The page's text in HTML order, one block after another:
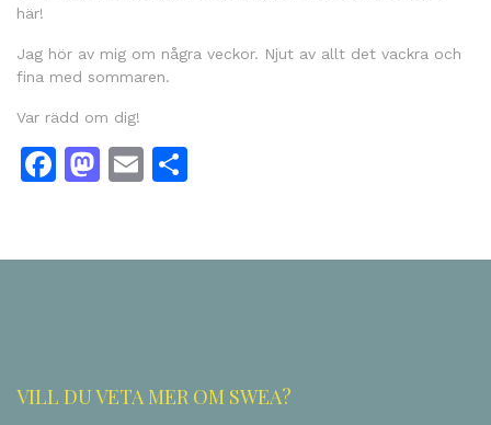
här!
Jag hör av mig om några veckor. Njut av allt det vackra och
fina med sommaren.
Var rädd om dig!
Facebook
Mastodon
Email
VILL DU VETA MER OM SWEA?